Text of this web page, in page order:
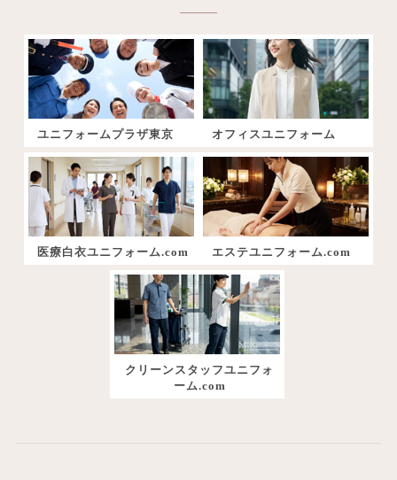
ユニフォームプラザ東京 オフィスユニフォーム
医療白衣ユニフォーム.com エステユニフォーム.com
クリーンスタッフユニフォ
ーム.com